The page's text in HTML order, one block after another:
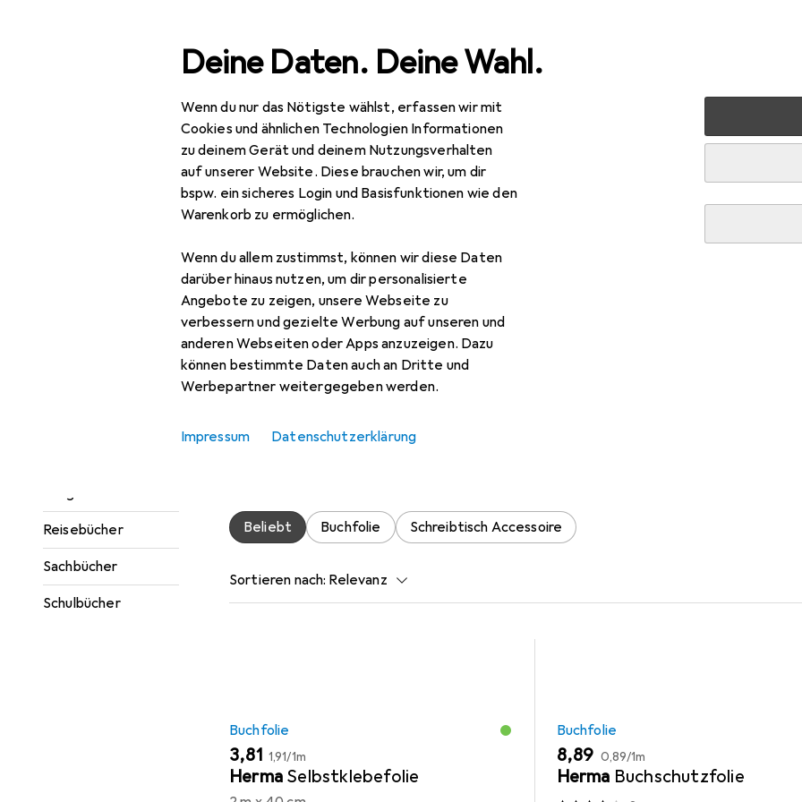
Deine Daten. Deine Wahl.
Wenn du nur das Nötigste wählst, erfassen wir mit
Cookies und ähnlichen Technologien Informationen
zu deinem Gerät und deinem Nutzungsverhalten
auf unserer Website. Diese brauchen wir, um dir
bspw. ein sicheres Login und Basisfunktionen wie den
Warenkorb zu ermöglichen.
Wenn du allem zustimmst, können wir diese Daten
darüber hinaus nutzen, um dir personalisierte
Angebote zu zeigen, unsere Webseite zu
verbessern und gezielte Werbung auf unseren und
anderen Webseiten oder Apps anzuzeigen. Dazu
können bestimmte Daten auch an Dritte und
Werbepartner weitergegeben werden.
Impressum Datenschutzerklärung
Navigation nach Kategorien
Ratgeber
Reisebücher
Sachbücher
Schulbücher
Gesamtsortiment Büro + Schreibwaren
Sommer-Bodenburg:Die Moorgeister
Deutsch, Angela Sommer-Bodenburg, 2024
Zubehör für Rotfuchs Sommer-
Hier findest du passendes Zubehör zum Produkt Rotfuchs Sommer-Bodenburg:Die
Beliebt Buchfolie Schreibtisch Accessoire
Sortieren nach: Relevanz
Buchfolie
EUR
3,81 EUR
1,91/1m
Herma Selbstklebefolie
Buchfolie
EUR
8,89 EUR
0,89/1m
Herma Buchschutzfolie